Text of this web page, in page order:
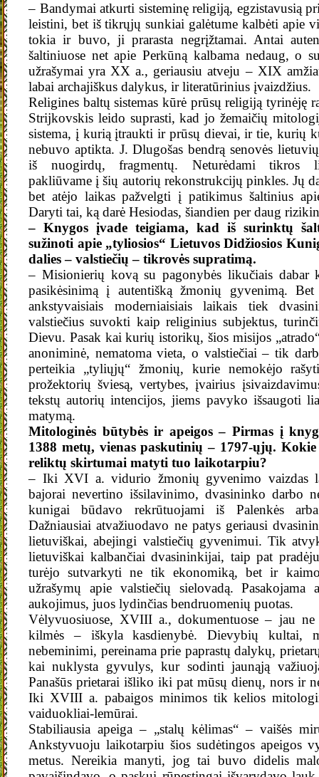
– Bandymai atkurti sisteminę religiją, egzistavusią
leistini, bet iš tikrųjų sunkiai galėtume kalbėti apie
tokia ir buvo, ji prarasta negrįžtamai. Antai
šaltiniuose net apie Perkūną kalbama nedaug, o
užrašymai yra XX a., geriausiu atveju – XIX
labai archajiškus dalykus, ir literatūrinius įvaizdžius.
Religines baltų sistemas kūrė prūsų religiją tyrinėję
Strijkovskis leido suprasti, kad jo žemaičių
sistema, į kurią įtraukti ir prūsų dievai, ir tie, kurių
nebuvo aptikta. J. Dlugošas bendrą senovės
iš nuogirdų, fragmentų. Neturėdami tikros
pakliūvame į šių autorių rekonstrukcijų pinkles. Jų
bet atėjo laikas pažvelgti į patikimus šaltinius
Daryti tai, ką darė Hesiodas, šiandien per daug
– Knygos įvade teigiama, kad iš surinktų
sužinoti apie „tyliosios“ Lietuvos Didžiosios
dalies – valstiečių – tikrovės supratimą.
– Misionierių kovą su pagonybės likučiais dabar
pasikėsinimą į autentišką žmonių gyvenimą.
ankstyvaisiais moderniaisiais laikais tiek
valstiečius suvokti kaip religinius subjektus,
Dievu. Pasak kai kurių istorikų, šios misijos
anoniminė, nematoma vieta, o valstiečiai – tik
perteikia „tyliųjų“ žmonių, kurie nemokėjo
prožektorių šviesą, vertybes, įvairius
tekstų autorių intencijos, jiems pavyko išsaugoti
matymą.
Mitologinės būtybės ir apeigos– Pirmas į
1388 metų, vienas paskutinių – 1797-ųjų.
reliktų skirtumai matyti tuo laikotarpiu?
– Iki XVI a. vidurio žmonių gyvenimo vaizdas
bajorai nevertino išsilavinimo, dvasininko darbo
kunigai būdavo rekrūtuojami iš Palenkės
Dažniausiai atvažiuodavo ne patys geriausi
lietuviškai, abejingi valstiečių gyvenimui. Tik
lietuviškai kalbančiai dvasininkijai, taip pat
turėjo sutvarkyti ne tik ekonomiką, bet ir kaimo
užrašymų apie valstiečių sielovadą.
aukojimus, juos lydinčias bendruomenių puotas.
Vėlyvuosiuose, XVIII a., dokumentuose – jau
kilmės – iškyla kasdienybė. Dievybių kultai,
nebeminimi, pereinama prie paprastų dalykų,
kai nuklysta gyvulys, kur sodinti jaunąją
Panašūs prietarai išliko iki pat mūsų dienų, nors ir
Iki XVIII a. pabaigos minimos tik kelios
vaiduokliai-lemūrai.
Stabiliausia apeiga – „stalų kėlimas“ – vaišės
Ankstyvuoju laikotarpiu šios sudėtingos apeigos
metus. Nereikia manyti, jog tai buvo didelis